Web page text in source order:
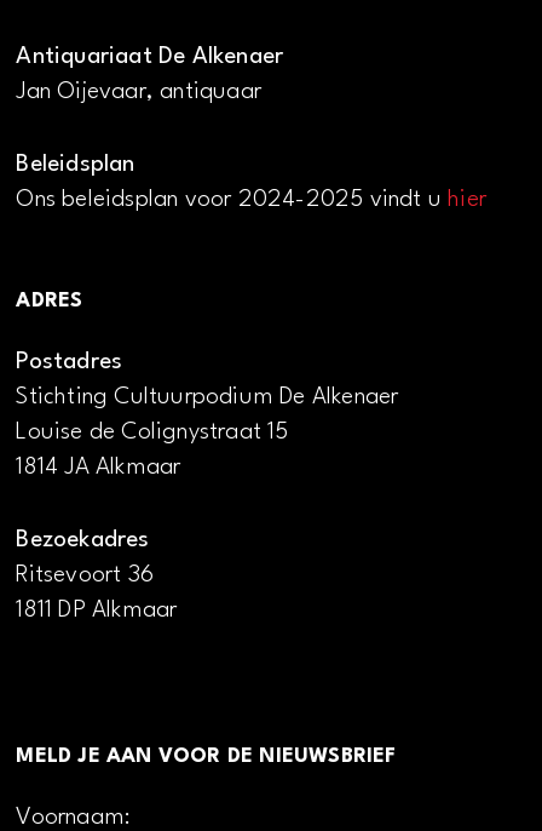
Antiquariaat De Alkenaer
Jan Oijevaar, antiquaar
Beleidsplan
Ons beleidsplan voor 2024-2025 vindt uhier
ADRES
Postadres
Stichting Cultuurpodium De Alkenaer
Louise de Colignystraat 15
1814 JA Alkmaar
Bezoekadres
Ritsevoort 36
1811 DP Alkmaar
MELD JE AAN VOOR DE NIEUWSBRIEF
Voornaam: